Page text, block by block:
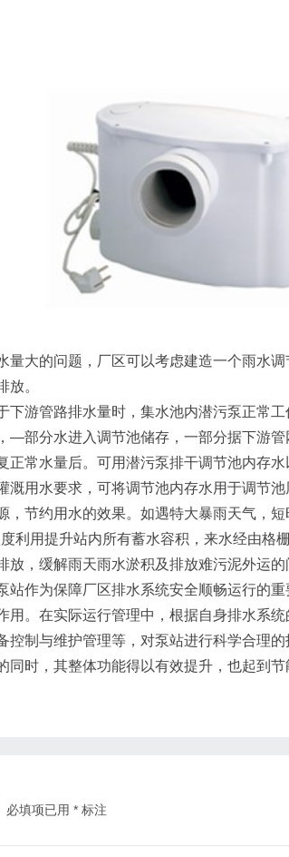
大的问题，厂区可以考虑建造一个雨水调
放。
游管路排水量时，集水池内潜污泵正常工
—部分水进入调节池储存，一部分据下游
正常水量后。可用潜污泵排干调节池内存
溉用水要求，可将调节池内存水用于调节
，节约用水的效果。如遇特大暴雨天气，
利用提升站内所有蓄水容积，来水经由格
放，缓解雨天雨水淤积及排放难污泥外运的
作为保障厂区排水系统安全顺畅运行的重
用。在实际运行管理中，根据自身排水系
控制与维护管理等，对泵站进行科学合理
同时，其整体功能得以有效提升，也起到
必填项已用 * 标注